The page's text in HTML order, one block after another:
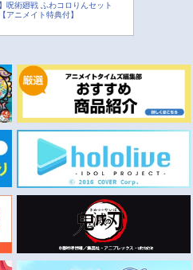
呪術廻戦 ふわコロりんセット
アニメイト特典付】